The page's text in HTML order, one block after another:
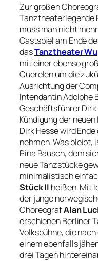
Zur großen
Tanztheaterlegende
muss man nicht
Gastspiel am Ende
dasTanztheater
mit einer ebenso
Querelen um die
Ausrichtung der
Intendantin Adolphe
Geschäftsführer
Kündigung der
Dirk Hesse wird
nehmen. Was bleibt,
Pina Bausch, dem
neue Tanzstücke
minimalistisch
Stück II heißen. Mit
der junge
ChoreografAlan
erschienen Berliner
Volksbühne, die
einem ebenfalls
drei Tagen